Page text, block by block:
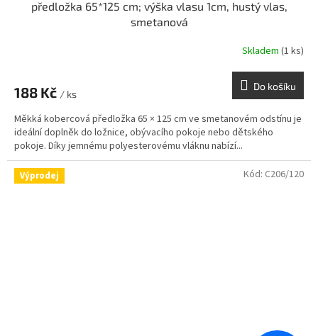
předložka 65*125 cm; výška vlasu 1cm, hustý vlas,
smetanová
Skladem (1 ks)
188 Kč / ks
Do košíku
Měkká kobercová předložka 65 × 125 cm ve smetanovém odstínu je
ideální doplněk do ložnice, obývacího pokoje nebo dětského
pokoje. Díky jemnému polyesterovému vláknu nabízí...
Výprodej
Kód: C206/120